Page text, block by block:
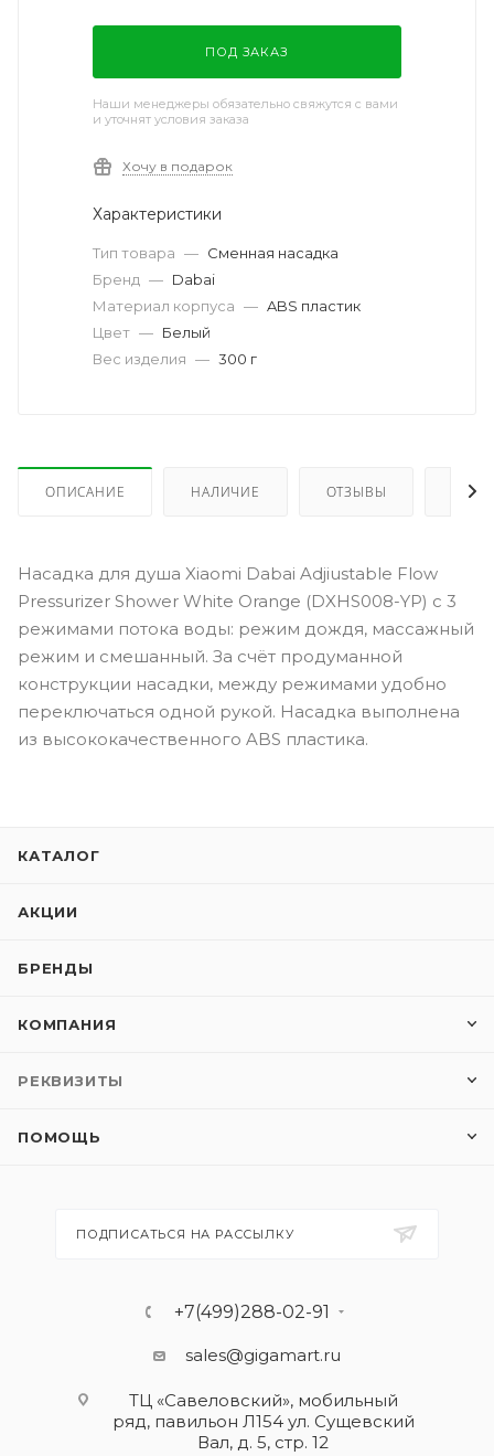
ПОД ЗАКАЗ
Наши менеджеры обязательно свяжутся с вами
и уточнят условия заказа
Хочу в подарок
Характеристики
Тип товара — Сменная насадка
Бренд — Dabai
Материал корпуса — ABS пластик
Цвет — Белый
Вес изделия — 300 г
ОПИСАНИЕ НАЛИЧИЕ ОТЗЫВЫ КАК
Насадка для душа Xiaomi Dabai Adjiustable Flow
Pressurizer Shower White Orange (DXHS008-YP) с 3
режимами потока воды: режим дождя, массажный
режим и смешанный. За счёт продуманной
конструкции насадки, между режимами удобно
переключаться одной рукой. Насадка выполнена
из высококачественного ABS пластика.
КАТАЛОГ
АКЦИИ
БРЕНДЫ
КОМПАНИЯ
РЕКВИЗИТЫ
ПОМОЩЬ
ПОДПИСАТЬСЯ НА РАССЫЛКУ
+7(499)288-02-91
sales@gigamart.ru
ТЦ «Савеловский», мобильный
ряд, павильон Л154 ул. Сущевский
Вал, д. 5, стр. 12